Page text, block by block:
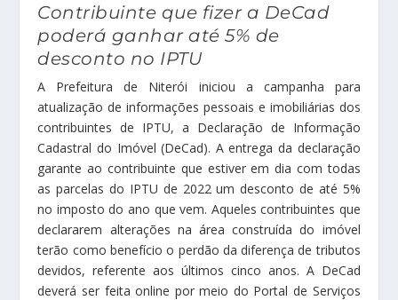
Contribuinte que fizer a DeCad
poderá ganhar até 5% de
desconto no IPTU
A Prefeitura de Niterói iniciou a campanha para
atualização de informações pessoais e imobiliárias dos
contribuintes de IPTU, a Declaração de Informação
Cadastral do Imóvel (DeCad). A entrega da declaração
garante ao contribuinte que estiver em dia com todas
as parcelas do IPTU de 2022 um desconto de até 5%
no imposto do ano que vem. Aqueles contribuintes que
declararem alterações na área construída do imóvel
terão como benefício o perdão da diferença de tributos
devidos, referente aos últimos cinco anos. A DeCad
deverá ser feita online por meio do Portal de Serviços